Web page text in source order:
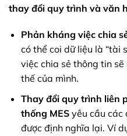
thay đổi quy trình và văn
Phản kháng việc chia
có thể coi dữ liệu là “tài
việc chia sẻ thông tin
thế của mình.
Thay đổi quy trình liên
thống MESyêu cầu các
được định nghĩa lại. Ví